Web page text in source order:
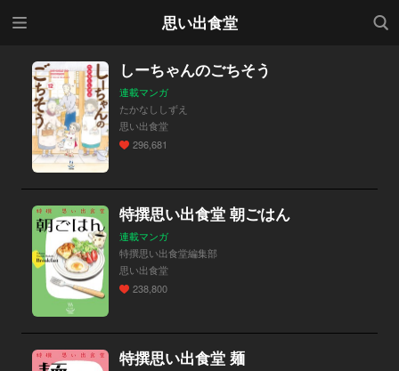
思い出食堂
検索
しーちゃんのごちそう
連載マンガ
たかなししずえ
思い出食堂
296,681
特撰思い出食堂 朝ごはん
連載マンガ
特撰思い出食堂編集部
思い出食堂
238,800
特撰思い出食堂 麺